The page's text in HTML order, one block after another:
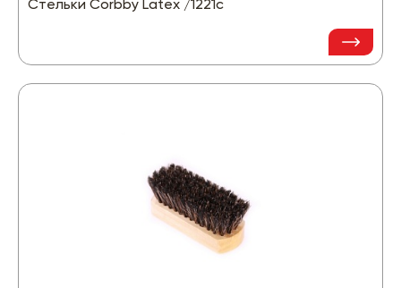
Стельки Corbby Latex /1221с